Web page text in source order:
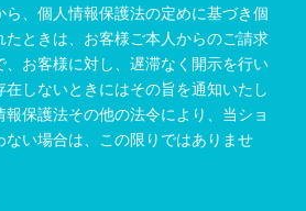
、個人情報保護法の定めに基づき個
たときは、お客様ご本人からのご請求
お客様に対し、遅滞なく開示を行い
しないときにはその旨を通知いたし
保護法その他の法令により、当ショ
ない場合は、この限りではありませ